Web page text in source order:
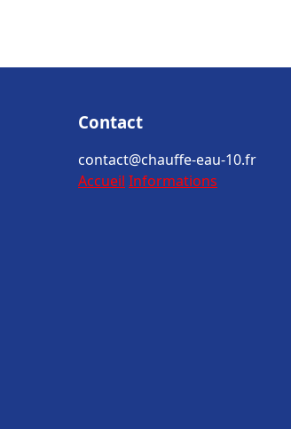
Contact
contact@chauffe-eau-10.fr
Accueil Informations